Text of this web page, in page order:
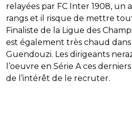
relayées par FC Inter 1908, un
rangs et il risque de mettre
Finaliste de la Ligue des
est également très chaud
Guendouzi. Les dirigeants
l’oeuvre en Série A ces
de l’intérêt de le recruter.